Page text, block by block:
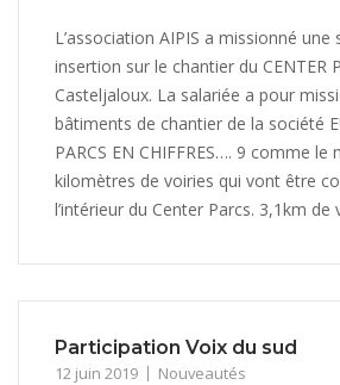
L’association AIPIS a missionné une
insertion sur le chantier du CENTER
Casteljaloux. La salariée a pour
bâtiments de chantier de la société
PARCS EN CHIFFRES…. 9 comme le
kilomètres de voiries qui vont être
l’intérieur du Center Parcs. 3,1km de
Participation Voix du sud
12 juin 2019 Nouveautés